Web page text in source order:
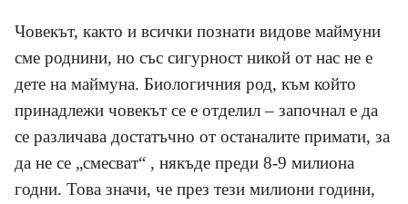
Човекът, както и всички познати видове маймуни
сме роднини, но със сигурност никой от нас не е
дете на маймуна. Биологичния род, към който
принадлежи човекът се е отделил – започнал е да
се различава достатъчно от останалите примати, за
да не се „смесват“ , някъде преди 8-9 милиона
годни. Това значи, че през тези милиони години,